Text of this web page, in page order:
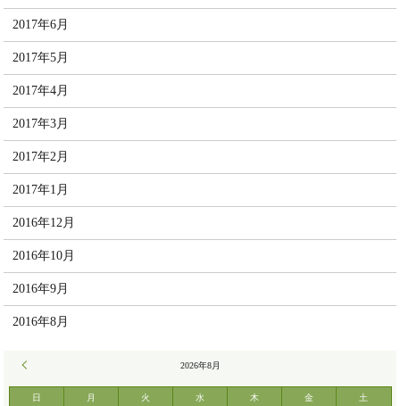
2017年6月
2017年5月
2017年4月
2017年3月
2017年2月
2017年1月
2016年12月
2016年10月
2016年9月
2016年8月
2026年8月
日 月 火 水 木 金 土